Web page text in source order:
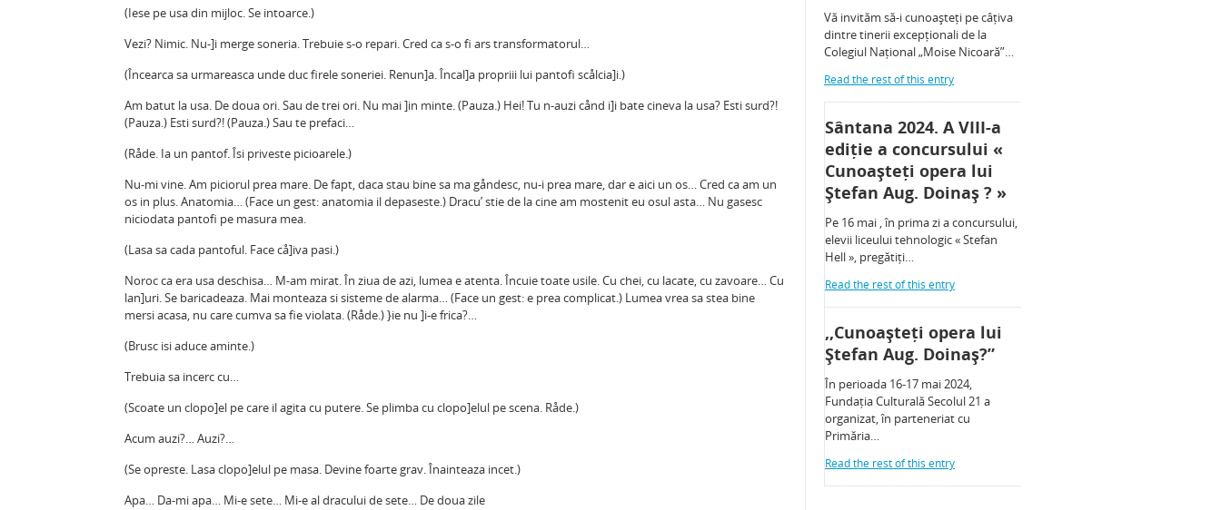
(Iese pe usa din mijloc. Se intoarce.)
Vezi? Nimic. Nu-]i merge soneria. Trebuie s-o repari. Cred ca s-o fi ars transformatorul…
(Încearca sa urmareasca unde duc firele soneriei. Renun]a. Încal]a propriii lui pantofi scålcia]i.)
Am batut la usa. De doua ori. Sau de trei ori. Nu mai ]in minte. (Pauza.) Hei! Tu n-auzi cånd i]i bate cineva la usa? Esti surd?!
(Pauza.) Esti surd?! (Pauza.) Sau te prefaci…
(Råde. Ia un pantof. Îsi priveste picioarele.)
Nu-mi vine. Am piciorul prea mare. De fapt, daca stau bine sa ma gåndesc, nu-i prea mare, dar e aici un os… Cred ca am un
os in plus. Anatomia… (Face un gest: anatomia il depaseste.) Dracu’ stie de la cine am mostenit eu osul asta… Nu gasesc
niciodata pantofi pe masura mea.
(Lasa sa cada pantoful. Face cå]iva pasi.)
Noroc ca era usa deschisa… M-am mirat. În ziua de azi, lumea e atenta. Încuie toate usile. Cu chei, cu lacate, cu zavoare… Cu
lan]uri. Se baricadeaza. Mai monteaza si sisteme de alarma… (Face un gest: e prea complicat.) Lumea vrea sa stea bine
mersi acasa, nu care cumva sa fie violata. (Råde.) }ie nu ]i-e frica?…
(Brusc isi aduce aminte.)
Trebuia sa incerc cu…
(Scoate un clopo]el pe care il agita cu putere. Se plimba cu clopo]elul pe scena. Råde.)
Acum auzi?… Auzi?…
(Se opreste. Lasa clopo]elul pe masa. Devine foarte grav. Înainteaza incet.)
Apa… Da-mi apa… Mi-e sete… Mi-e al dracului de sete… De doua zile
Vă invităm să-i cunoașteți pe câțiva
dintre tinerii excepționali de la
Colegiul Național „Moise Nicoară”…
Read the rest of this entry
Sântana 2024. A VIII-a
ediție a concursului «
Cunoașteți opera lui
Ștefan Aug. Doinaș ? »
Pe 16 mai , în prima zi a concursului,
elevii liceului tehnologic « Stefan
Hell », pregătiți…
Read the rest of this entry
,,Cunoașteți opera lui
Ștefan Aug. Doinaș?”
În perioada 16-17 mai 2024,
Fundația Culturală Secolul 21 a
organizat, în parteneriat cu
Primăria…
Read the rest of this entry